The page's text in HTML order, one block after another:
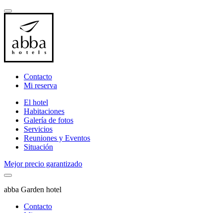
Contacto
Mi reserva
El hotel
Habitaciones
Galería de fotos
Servicios
Reuniones y Eventos
Situación
Mejor precio garantizado
abba Garden hotel
Contacto